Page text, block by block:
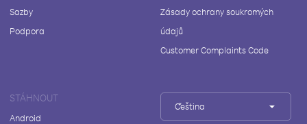
Sazby
Podpora
Zásady ochrany soukromých
údajů
Customer Complaints Code
STÁHNOUT
Android
Čeština